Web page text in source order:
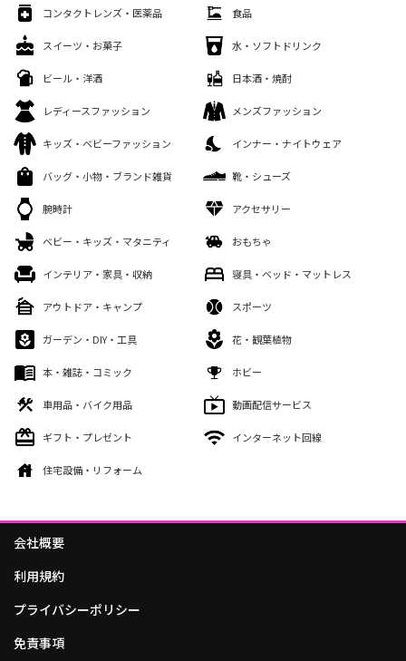
コンタクトレンズ・医薬品 食品
スイーツ・お菓子 水・ソフトドリンク
ビール・洋酒 日本酒・焼酎
レディースファッション メンズファッション
キッズ・ベビーファッション インナー・ナイトウェア
バッグ・小物・ブランド雑貨 靴・シューズ
腕時計 アクセサリー
ベビー・キッズ・マタニティ おもちゃ
インテリア・家具・収納 寝具・ベッド・マットレス
アウトドア・キャンプ スポーツ
ガーデン・DIY・工具 花・観葉植物
本・雑誌・コミック ホビー
車用品・バイク用品 動画配信サービス
ギフト・プレゼント インターネット回線
住宅設備・リフォーム
会社概要
利用規約
プライバシーポリシー
免責事項